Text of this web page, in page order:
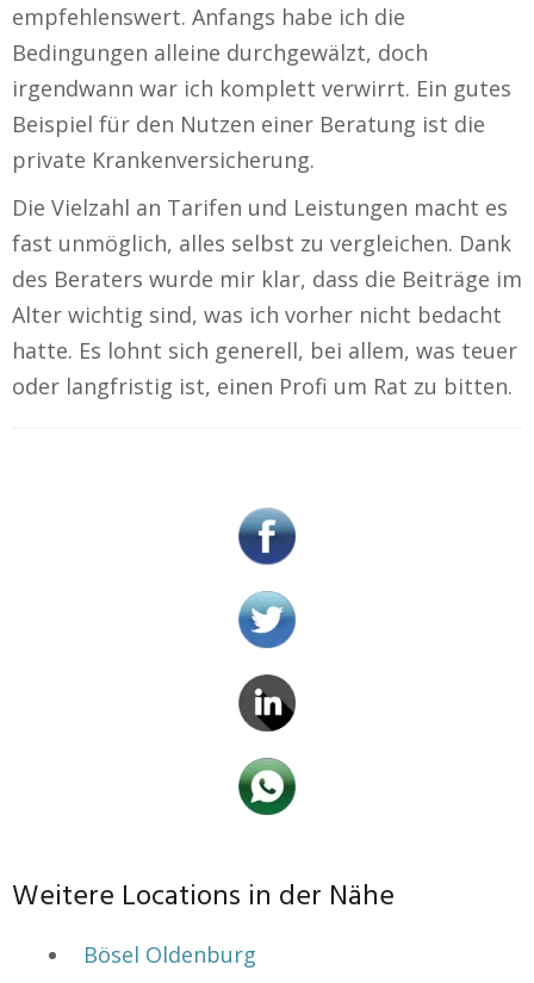
empfehlenswert. Anfangs habe ich die
Bedingungen alleine durchgewälzt, doch
irgendwann war ich komplett verwirrt. Ein gutes
Beispiel für den Nutzen einer Beratung ist die
private Krankenversicherung.
Die Vielzahl an Tarifen und Leistungen macht es
fast unmöglich, alles selbst zu vergleichen. Dank
des Beraters wurde mir klar, dass die Beiträge im
Alter wichtig sind, was ich vorher nicht bedacht
hatte. Es lohnt sich generell, bei allem, was teuer
oder langfristig ist, einen Profi um Rat zu bitten.
Weitere Locations in der Nähe
Bösel Oldenburg